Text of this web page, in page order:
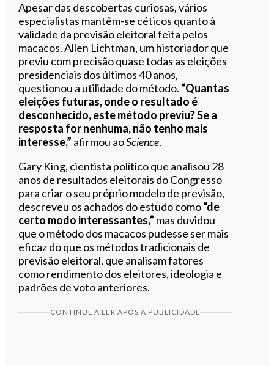
Apesar das descobertas curiosas, vários
especialistas mantêm-se céticos quanto à
validade da previsão eleitoral feita pelos
macacos. Allen Lichtman, um historiador que
previu com precisão quase todas as eleições
presidenciais dos últimos 40 anos,
questionou a utilidade do método. “Quantas
eleições futuras, onde o resultado é
desconhecido, este método previu? Se a
resposta for nenhuma, não tenho mais
interesse,” afirmou aoScience.
Gary King, cientista político que analisou 28
anos de resultados eleitorais do Congresso
para criar o seu próprio modelo de previsão,
descreveu os achados do estudo como“de
certo modo interessantes,” mas duvidou
que o método dos macacos pudesse ser mais
eficaz do que os métodos tradicionais de
previsão eleitoral, que analisam fatores
como rendimento dos eleitores, ideologia e
padrões de voto anteriores.
CONTINUE A LER APÓS A PUBLICIDADE